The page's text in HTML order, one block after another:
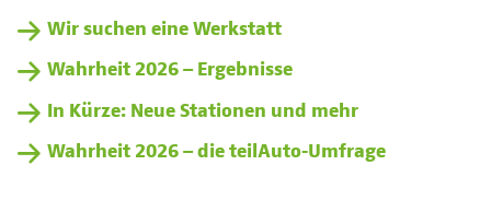
Wir suchen eine Werkstatt
Wahrheit 2026 – Ergebnisse
In Kürze: Neue Stationen und mehr
Wahrheit 2026 – die teilAuto-Umfrage